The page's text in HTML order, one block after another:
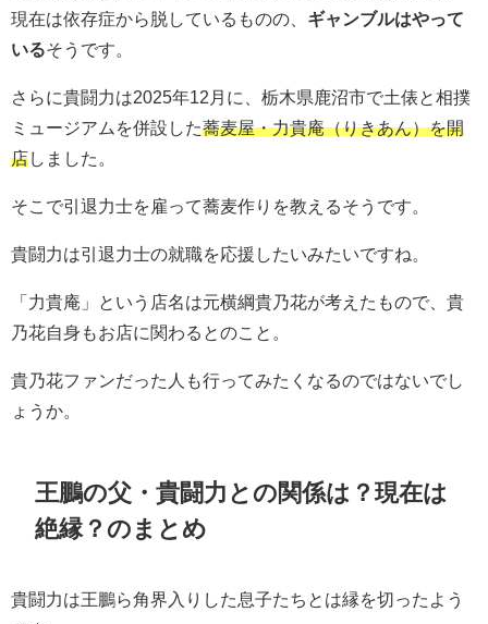
現在は依存症から脱しているものの、 ギャンブルはやって
いるそうです。
さらに貴闘力は2025年12月に、栃木県鹿沼市で土俵と相撲
ミュージアムを併設した蕎麦屋・力貴庵（りきあん）を開
店しました。
そこで引退力士を雇って蕎麦作りを教えるそうです。
貴闘力は引退力士の就職を応援したいみたいですね。
「力貴庵」という店名は元横綱貴乃花が考えたもので、貴
乃花自身もお店に関わるとのこと。
貴乃花ファンだった人も行ってみたくなるのではないでし
ょうか。
王鵬の父・貴闘力との関係は？現在は
絶縁？のまとめ
貴闘力は王鵬ら角界入りした息子たちとは縁を切ったよう